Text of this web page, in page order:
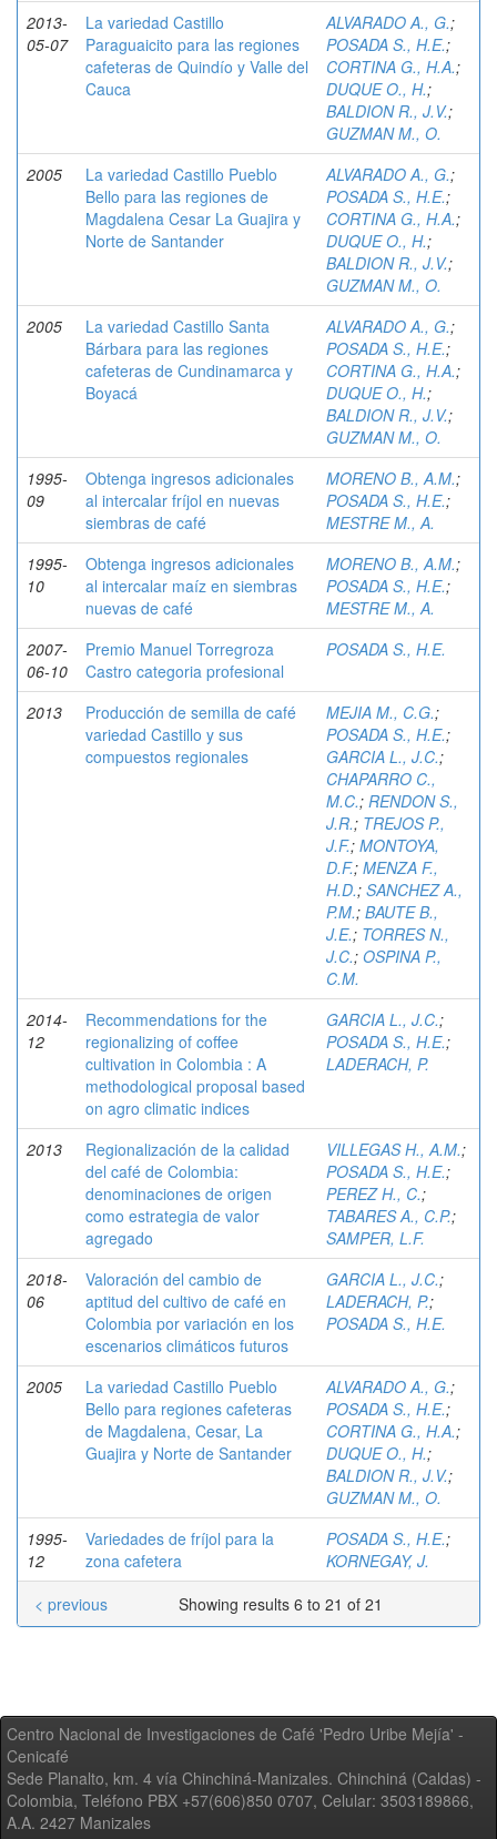
2013-
05-07
La variedad Castillo
Paraguaicito para las regiones
cafeteras de Quindío y Valle del
Cauca
ALVARADO A., G.;
POSADA S., H.E.;
CORTINA G., H.A.;
DUQUE O., H.;
BALDION R., J.V.;
GUZMAN M., O.
2005
La variedad Castillo Pueblo
Bello para las regiones de
Magdalena Cesar La Guajira y
Norte de Santander
ALVARADO A., G.;
POSADA S., H.E.;
CORTINA G., H.A.;
DUQUE O., H.;
BALDION R., J.V.;
GUZMAN M., O.
2005
La variedad Castillo Santa
Bárbara para las regiones
cafeteras de Cundinamarca y
Boyacá
ALVARADO A., G.;
POSADA S., H.E.;
CORTINA G., H.A.;
DUQUE O., H.;
BALDION R., J.V.;
GUZMAN M., O.
1995-
09
Obtenga ingresos adicionales
al intercalar fríjol en nuevas
siembras de café
MORENO B., A.M.;
POSADA S., H.E.;
MESTRE M., A.
1995-
10
Obtenga ingresos adicionales
al intercalar maíz en siembras
nuevas de café
MORENO B., A.M.;
POSADA S., H.E.;
MESTRE M., A.
2007-
06-10
Premio Manuel Torregroza
Castro categoria profesional
POSADA S., H.E.
2013
Producción de semilla de café
variedad Castillo y sus
compuestos regionales
MEJIA M., C.G.;
POSADA S., H.E.;
GARCIA L., J.C.;
CHAPARRO C.,
M.C.; RENDON S.,
J.R.; TREJOS P.,
J.F.; MONTOYA,
D.F.; MENZA F.,
H.D.; SANCHEZ A.,
P.M.; BAUTE B.,
J.E.; TORRES N.,
J.C.; OSPINA P.,
C.M.
2014-
12
Recommendations for the
regionalizing of coffee
cultivation in Colombia : A
methodological proposal based
on agro climatic indices
GARCIA L., J.C.;
POSADA S., H.E.;
LADERACH, P.
2013
Regionalización de la calidad
del café de Colombia:
denominaciones de origen
como estrategia de valor
agregado
VILLEGAS H., A.M.;
POSADA S., H.E.;
PEREZ H., C.;
TABARES A., C.P.;
SAMPER, L.F.
2018-
06
Valoración del cambio de
aptitud del cultivo de café en
Colombia por variación en los
escenarios climáticos futuros
GARCIA L., J.C.;
LADERACH, P.;
POSADA S., H.E.
2005
La variedad Castillo Pueblo
Bello para regiones cafeteras
de Magdalena, Cesar, La
Guajira y Norte de Santander
ALVARADO A., G.;
POSADA S., H.E.;
CORTINA G., H.A.;
DUQUE O., H.;
BALDION R., J.V.;
GUZMAN M., O.
1995-
12
Variedades de fríjol para la
zona cafetera
POSADA S., H.E.;
KORNEGAY, J.
Showing results 6 to 21 of 21
< previous
Centro Nacional de Investigaciones de Café 'Pedro Uribe Mejía' -
Cenicafé
Sede Planalto, km. 4 vía Chinchiná-Manizales. Chinchiná (Caldas) -
Colombia, Teléfono PBX +57(606)850 0707, Celular: 3503189866,
A.A. 2427 Manizales